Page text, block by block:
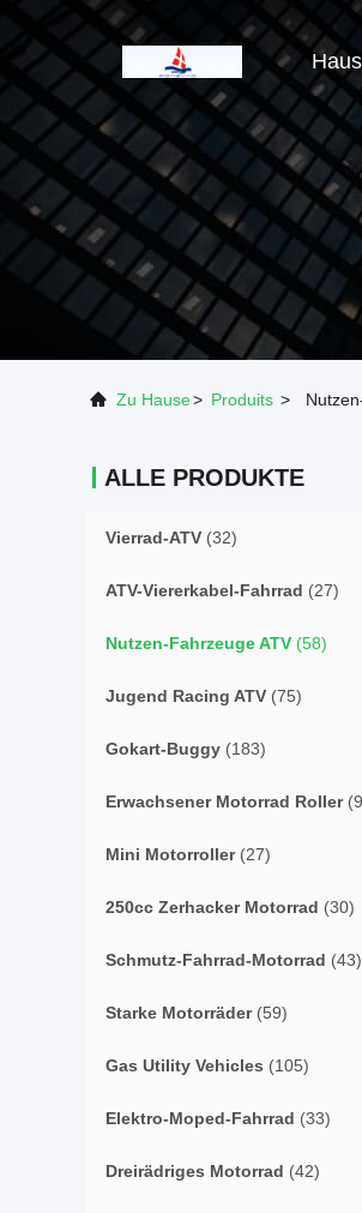
Haus
Zu Hause> Produits >
ALLE PRODUKTE
Vierrad-ATV (32)
ATV-Viererkabel-Fahrrad (27)
Nutzen-Fahrzeuge ATV (58)
Jugend Racing ATV (75)
Gokart-Buggy (183)
Erwachsener Motorrad Roller
Mini Motorroller(27)
250cc Zerhacker Motorrad (30)
Schmutz-Fahrrad-Motorrad (43)
Starke Motorräder(59)
Gas Utility Vehicles (105)
Elektro-Moped-Fahrrad (33)
Dreirädriges Motorrad (42)